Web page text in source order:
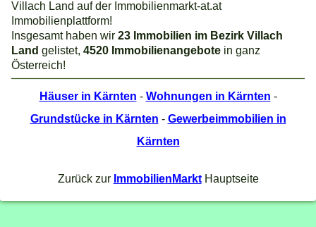
Villach Land auf der Immobilienmarkt-at.at
Immobilienplattform!
Insgesamt haben wir23 Immobilien im Bezirk Villach
Land gelistet,4520 Immobilienangebote in ganz
Österreich!
Häuser in Kärnten - Wohnungen in Kärnten -
Grundstücke in Kärnten - Gewerbeimmobilien in
Kärnten
Zurück zur ImmobilienMarktHauptseite